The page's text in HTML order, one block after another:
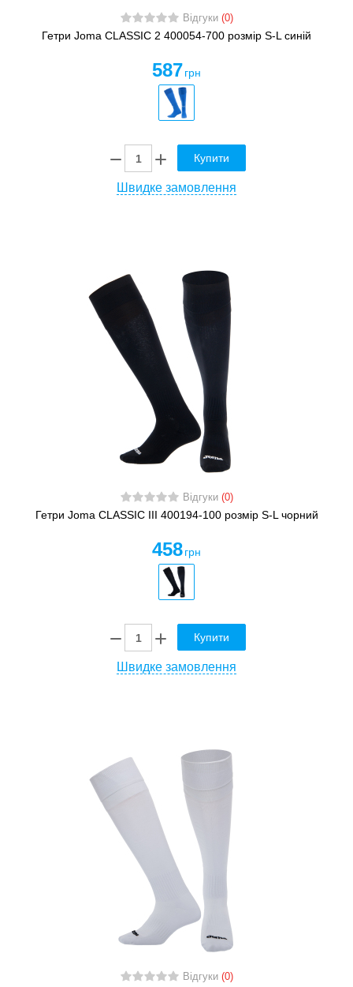
Відгуки (0)
Гетри Joma CLASSIC 2 400054-700 розмір S-L синій
587 грн
Купити
Швидке замовлення
Відгуки (0)
Гетри Joma CLASSIC III 400194-100 розмір S-L чорний
458 грн
Купити
Швидке замовлення
Відгуки (0)